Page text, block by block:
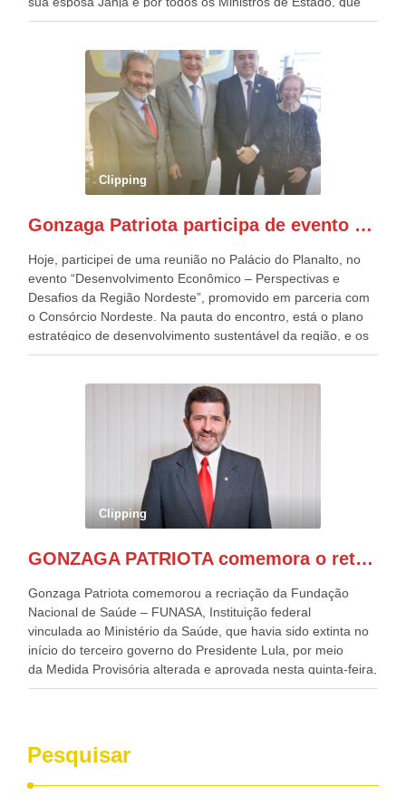
estavam presentes, nos Desfiles da Independência da
outros desfiles, na Esplanada dos Ministérios, disse ter sido
o deste ano, o maior e o mais organizado de todos. “Há
quatro décadas, como Patriota até no nome, participo
anualmente dos desfiles de Sete de Setembro, na
Esplanada dos Ministérios, em Brasília. Este ano, o governo
preparou espaços com cadeiras e coberturas, para 30.000
pessoas, só que o número de Patriotas Brasileiros
Independentes, dobrou na Esplanada. Eu, Lula e os
Patriota.
Clipping
Gonzaga Patriota participa de evento em prol do desenvolvimento do Nordeste
Hoje, participei de uma reunião no Palácio do Planalto, no
evento “Desenvolvimento Econômico – Perspectivas e
Desafios da Região Nordeste”, promovido em parceria com
o Consórcio Nordeste. Na pauta do encontro, está o plano
estratégico de desenvolvimento sustentável da região, e os
desafios para a elaboração de políticas públicas, que
evento contou com a presença do Vice-presidente Geraldo
Alckmin, que também ocupa o Ministério do
Desenvolvimento, Indústria, Comércio e Serviços, o ex
governador de Pernambuco, agora Presidente do Banco do
Nordeste, Paulo Câmara, o ex Deputado Federal, e
atualmente Superintendente da SUDENE, Danilo Cabral, da
Governadora de Pernambuco, Raquel Lyra, os ministros da
Casa Civil, Rui Costa, e da Integração e do Desenvolvimento
de todo Nordeste que também ajudam a fomentar o
Clipping
GONZAGA PATRIOTA comemora o retorno da FUNASA
Gonzaga Patriota comemorou a recriação da Fundação
Nacional de Saúde – FUNASA, Instituição federal
vinculada ao Ministério da Saúde, que havia sido extinta no
início do terceiro governo do Presidente Lula, por meio
da Medida Provisória alterada e aprovada nesta quinta-feira,
pelo Congresso Nacional. Gonzaga Patriota disse hoje em
desenvolvimento dos seus municípios e, somente o ano
passado, essa Fundação distribuiu mais de três bilhões de
reais, com suas maravilhosas ações, dentre alas, mais de
Pesquisar